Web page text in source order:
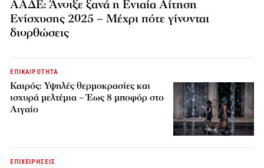
ΑΑΔΕ: Άνοιξε ξανά η Ενιαία Αίτηση
Ενίσχυσης 2025 – Μέχρι πότε γίνονται
διορθώσεις
ΕΠΙΚΑΙΡΟΤΗΤΑ
Καιρός: Υψηλές θερμοκρασίες και
ισχυρά μελτέμια – Έως 8 μποφόρ στο
Αιγαίο
ΕΠΙΧΕΙΡΗΣΕΙΣ